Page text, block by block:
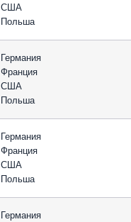
США
Польша
Германия
Франция
США
Польша
Германия
Франция
США
Польша
Германия